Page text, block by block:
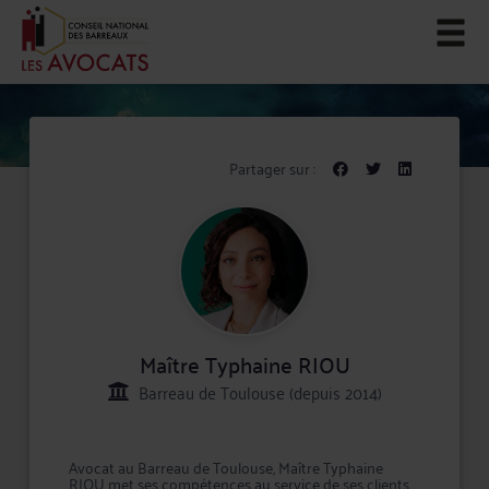
Partager sur :
Maître Typhaine RIOU
Barreau de Toulouse (depuis 2014)
Avocat au Barreau de Toulouse, Maître Typhaine
RIOU met ses compétences au service de ses clients